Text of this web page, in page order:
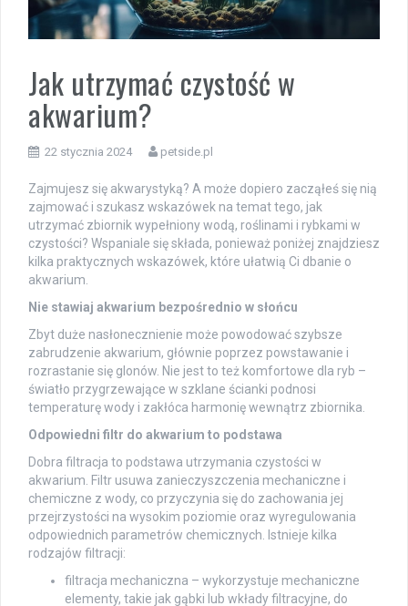
Jak utrzymać czystość w
akwarium?
22 stycznia 2024 petside.pl
Zajmujesz się akwarystyką? A może dopiero zacząłeś się nią
zajmować i szukasz wskazówek na temat tego, jak
utrzymać zbiornik wypełniony wodą, roślinami i rybkami w
czystości? Wspaniale się składa, ponieważ poniżej znajdziesz
kilka praktycznych wskazówek, które ułatwią Ci dbanie o
akwarium.
Nie stawiaj akwarium bezpośrednio w słońcu
Zbyt duże nasłonecznienie może powodować szybsze
zabrudzenie akwarium, głównie poprzez powstawanie i
rozrastanie się glonów. Nie jest to też komfortowe dla ryb –
światło przygrzewające w szklane ścianki podnosi
temperaturę wody i zakłóca harmonię wewnątrz zbiornika.
Odpowiedni filtr do akwarium to podstawa
Dobra filtracja to podstawa utrzymania czystości w
akwarium. Filtr usuwa zanieczyszczenia mechaniczne i
chemiczne z wody, co przyczynia się do zachowania jej
przejrzystości na wysokim poziomie oraz wyregulowania
odpowiednich parametrów chemicznych. Istnieje kilka
rodzajów filtracji:
filtracja mechaniczna – wykorzystuje mechaniczne
elementy, takie jak gąbki lub wkłady filtracyjne, do